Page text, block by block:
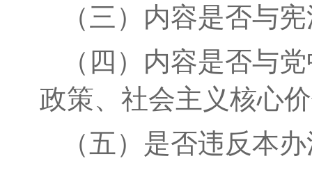
（ 三） 内容是否与
（四） 内容是否与
政策、社会主义核心
（五） 是否违反本